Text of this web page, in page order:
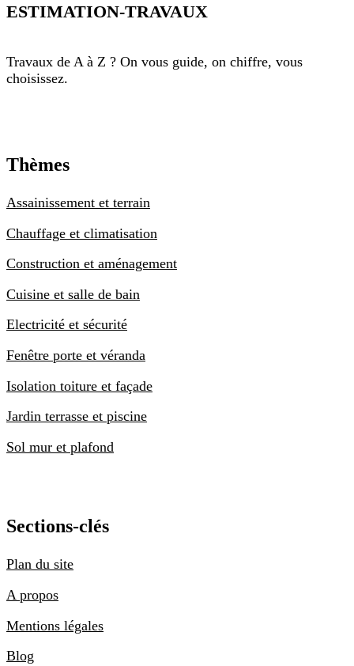
ESTIMATION-TRAVAUX
Travaux de A à Z ? On vous guide, on chiffre, vous
choisissez.
Thèmes
Assainissement et terrain
Chauffage et climatisation
Construction et aménagement
Cuisine et salle de bain
Electricité et sécurité
Fenêtre porte et véranda
Isolation toiture et façade
Jardin terrasse et piscine
Sol mur et plafond
Sections-clés
Plan du site
A propos
Mentions légales
Blog